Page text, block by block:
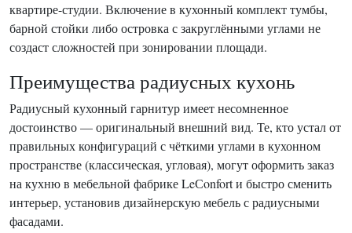
квартире-студии. Включение в кухонный комплект тумбы,
барной стойки либо островка с закруглёнными углами не
создаст сложностей при зонировании площади.
Преимущества радиусных кухонь
Радиусный кухонный гарнитур имеет несомненное
достоинство — оригинальный внешний вид. Те, кто устал от
правильных конфигураций с чёткими углами в кухонном
пространстве (классическая, угловая), могут оформить заказ
на кухню в мебельной фабрике LeСonfort и быстро сменить
интерьер, установив дизайнерскую мебель с радиусными
фасадами.